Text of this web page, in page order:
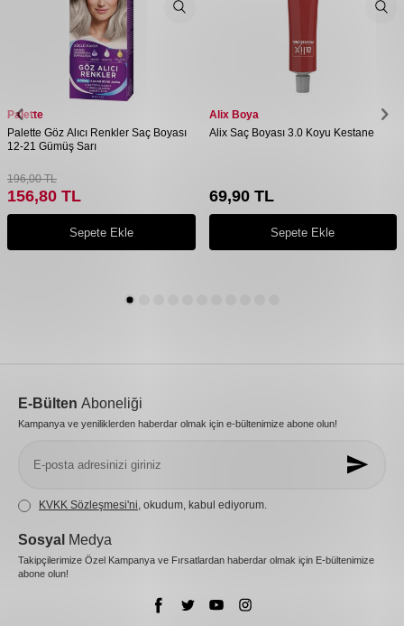
Palette
Palette Göz Alıcı Renkler Saç Boyası
12-21 Gümüş Sarı
196,00TL
156,80 TL
Sepete Ekle
Alix Boya
Alix Saç Boyası 3.0 Koyu Kestane
69,90TL
Sepete Ekle
E-Bülten Aboneliği
Kampanya ve yeniliklerden haberdar olmak için e-bültenimize abone olun!
KVKK Sözleşmesi'ni, okudum, kabul ediyorum.
Sosyal Medya
Takipçilerimize Özel Kampanya ve Fırsatlardan haberdar olmak için E-bültenimize
abone olun!